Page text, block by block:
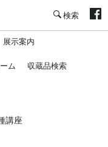
展示案内
ム 収蔵品検索
講座